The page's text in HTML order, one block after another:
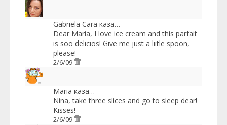
Gabriela Cara каза…
Dear Maria, I love ice cream and this parfait
is soo delicios! Give me just a liitle spoon,
please!
2/6/09
Maria каза…
Nina, take three slices and go to sleep dear!
Kisses!
2/6/09